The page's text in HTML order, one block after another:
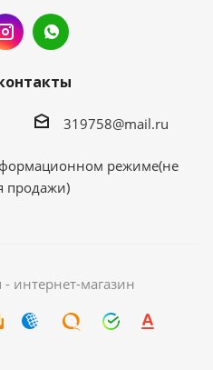
319758@mail.ru
режиме(не
продажи)
интернет-магазин